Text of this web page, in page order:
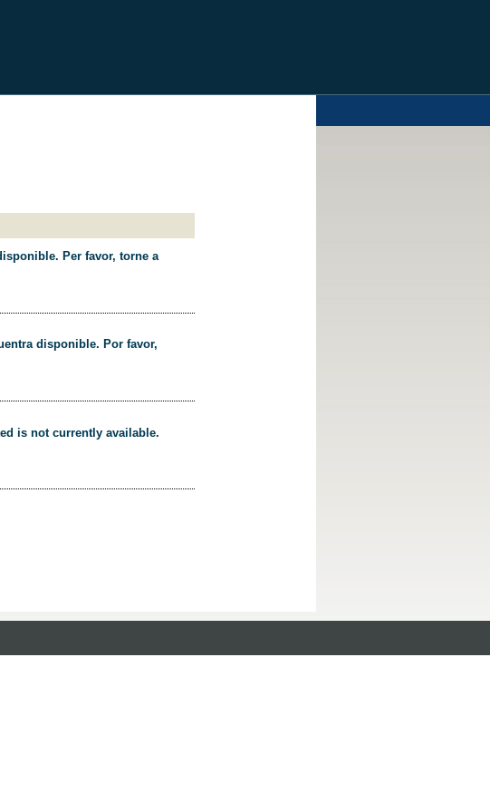
Per favor, torne a
disponible. Por favor,
is not currently available.